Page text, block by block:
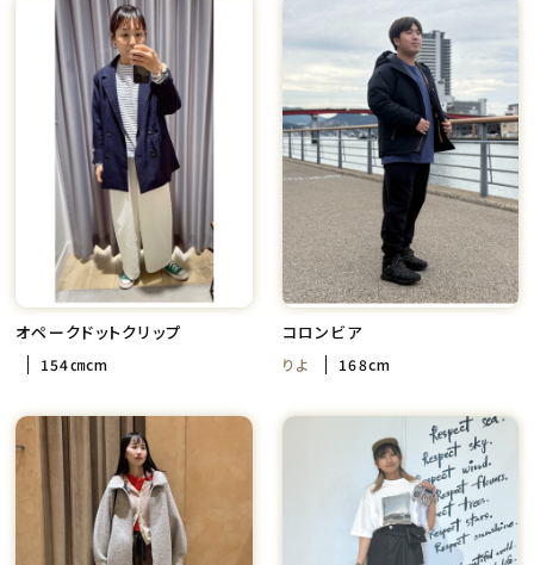
オペークドットクリップ
154㎝cm
コロンビア
りよ 168cm